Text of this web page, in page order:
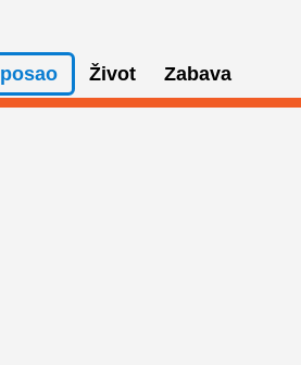
Život Zabava